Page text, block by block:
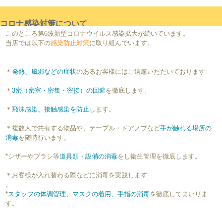
コロナ感染対策について
このところ第6波新型コロナウイルス感染拡大が続いています。
当店では以下の感染防止対策に取り組んでいます。
＊発熱、風邪などの症状のあるお客様にはご遠慮いただいております
＊3密（密室・密集・密接）の回避を徹底します。
＊飛沫感染、接触感染を防止 します。
＊複数人で共有する物品や、テーブル・ドアノブなど手が触れる場所の
消毒を随時行います。
*シザーやブラシ等道具類・設備の消毒をし衛生管理を徹底します。
＊お客様が入れ替わる際などに消毒を実践します
。
*スタッフの体調管理、マスクの着用、手指の消毒を徹底してまいりま
す。